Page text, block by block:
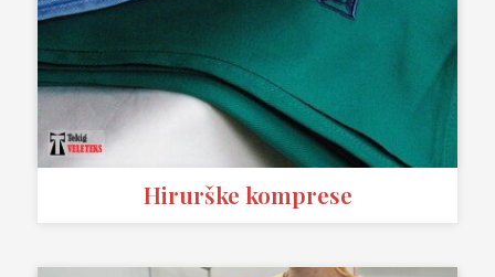
Hirurške komprese